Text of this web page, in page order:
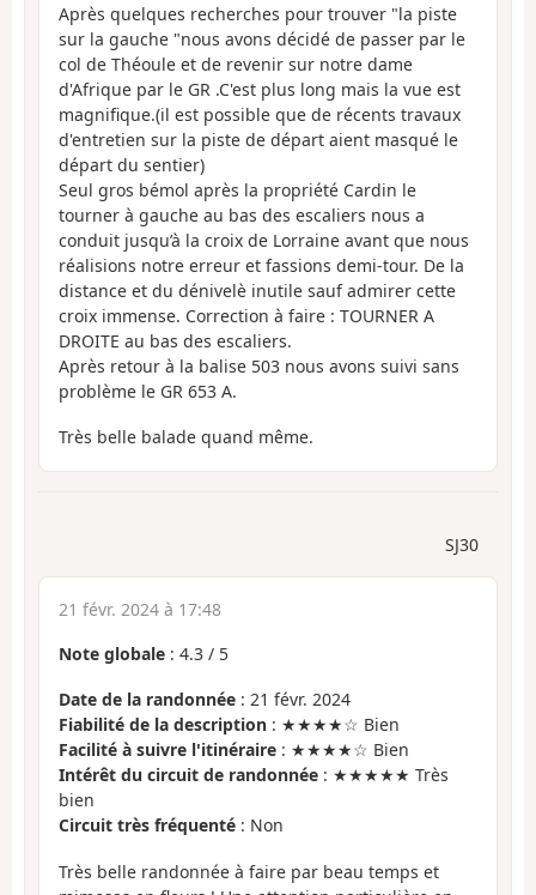
Après quelques recherches pour trouver "la piste
sur la gauche "nous avons décidé de passer par le
col de Théoule et de revenir sur notre dame
d'Afrique par le GR .C'est plus long mais la vue est
magnifique.(il est possible que de récents travaux
d'entretien sur la piste de départ aient masqué le
départ du sentier)
Seul gros bémol après la propriété Cardin le
tourner à gauche au bas des escaliers nous a
conduit jusqu’à la croix de Lorraine avant que nous
réalisions notre erreur et fassions demi-tour. De la
distance et du dénivelè inutile sauf admirer cette
croix immense. Correction à faire : TOURNER A
DROITE au bas des escaliers.
Après retour à la balise 503 nous avons suivi sans
problème le GR 653 A.
Très belle balade quand même.
SJ30
21 févr. 2024 à 17:48
Note globale : 4.3 / 5
Date de la randonnée : 21 févr. 2024
Fiabilité de la description : ★★★★☆ Bien
Facilité à suivre l'itinéraire : ★★★★☆ Bien
Intérêt du circuit de randonnée : ★★★★★ Très
bien
Circuit très fréquenté : Non
Très belle randonnée à faire par beau temps et